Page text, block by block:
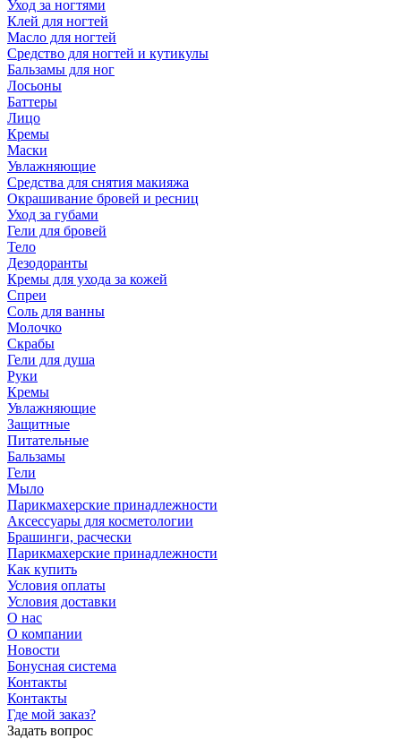
Уход за ногтями
Клей для ногтей
Масло для ногтей
Средство для ногтей и кутикулы
Бальзамы для ног
Лосьоны
Баттеры
Лицо
Кремы
Маски
Увлажняющие
Средства для снятия макияжа
Окрашивание бровей и ресниц
Уход за губами
Гели для бровей
Тело
Дезодоранты
Кремы для ухода за кожей
Спреи
Соль для ванны
Молочко
Скрабы
Гели для душа
Руки
Кремы
Увлажняющие
Защитные
Питательные
Бальзамы
Гели
Мыло
Парикмахерские принадлежности
Аксессуары для косметологии
Брашинги, расчески
Парикмахерские принадлежности
Как купить
Условия оплаты
Условия доставки
О нас
О компании
Новости
Бонусная система
Контакты
Контакты
Где мой заказ?
Задать вопрос